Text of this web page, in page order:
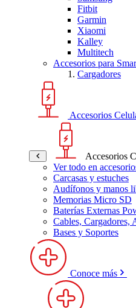
Fitbit
Garmin
Xiaomi
Kalley
Multitech
Accesorios para
Cargadores
Accesorios
Accesorios
Ver todo en
Carcasas y estuches
Audífonos y manos
Memorias Micro SD
Baterías Externas
Cables, Cargadores,
Bases y Soportes
Conoce más